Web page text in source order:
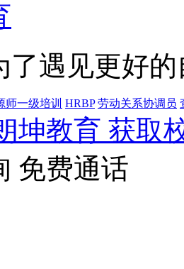
了遇见更好
师一级培训 HRBP 劳动关系协调员
坤教育 获取
免费通话